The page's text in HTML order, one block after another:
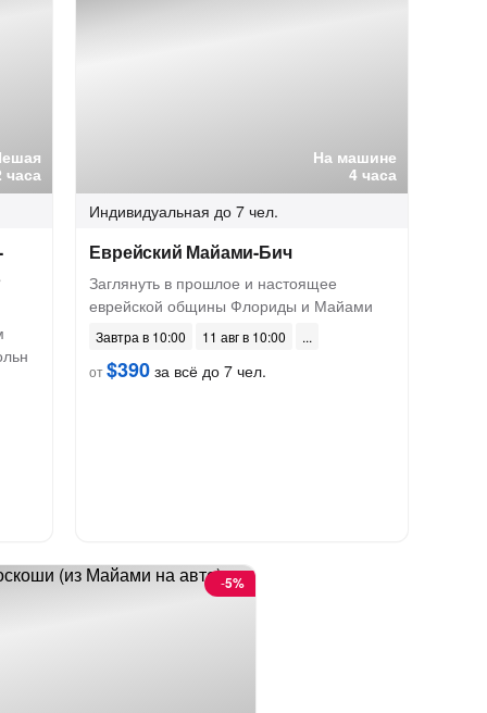
часа
На машине
4 часа
Индивидуальная до 7 чел.
Еврейский Майами-Бич
Заглянуть в прошлое и настоящее
еврейской общины Флориды и Майами
Завтра в 10:00
11 авг в 10:00
от$390 за всё до 7 чел.
-5%